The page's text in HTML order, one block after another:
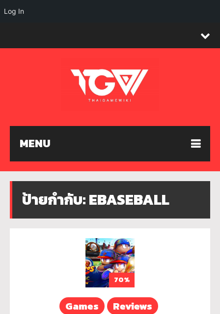
MENU
ป้ายกำกับ:EBASEBALL
70%
Games Reviews
Log In